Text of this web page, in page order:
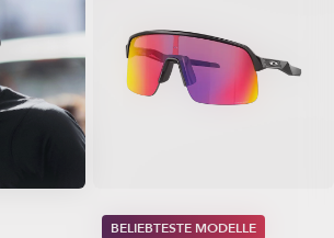
BELIEBTESTE MODELLE